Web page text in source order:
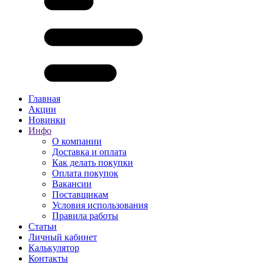
Главная
Акции
Новинки
Инфо
О компании
Доставка и оплата
Как делать покупки
Оплата покупок
Вакансии
Поставщикам
Условия использования
Правила работы
Статьи
Личный кабинет
Калькулятор
Контакты